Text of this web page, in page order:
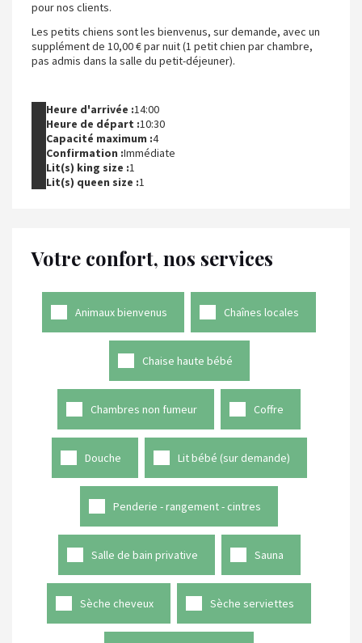
pour nos clients.
Les petits chiens sont les bienvenus, sur demande, avec un
supplément de 10,00 € par nuit (1 petit chien par chambre,
pas admis dans la salle du petit-déjeuner).
Heure d'arrivée :14:00
Heure de départ :10:30
Capacité maximum :4
Confirmation :Immédiate
Lit(s) king size :1
Lit(s) queen size :1
Votre confort, nos services
Animaux bienvenus Chaînes locales
Chaise haute bébé
Chambres non fumeur Coffre
Douche Lit bébé (sur demande)
Penderie - rangement - cintres
Salle de bain privative Sauna
Sèche cheveux Sèche serviettes